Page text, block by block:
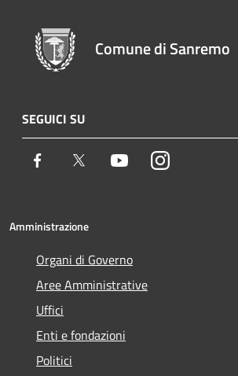
Comune di Sanremo
SEGUICI SU
Facebook Twitter YoutubeInstagram
Amministrazione
Organi di Governo
Aree Amministrative
Uffici
Enti e fondazioni
Politici